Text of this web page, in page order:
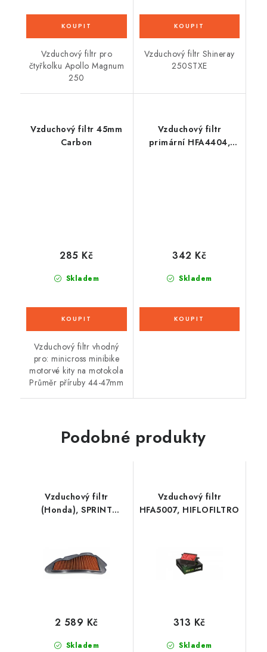
Vzduchový filtr pro
čtyřkolku Apollo Magnum
250
Vzduchový filtr Shineray
250STXE
Vzduchový filtr 45mm
Carbon
Skladem
285 Kč
Vzduchový filtr vhodný
pro: minicross minibike
motorvé kity na motokola
Průměr příruby 44-47mm
Vzduchový filtr
primární HFA4404,
Skladem
342 Kč
Podobné produkty
Vzduchový filtr
(Honda), SPRINT
Skladem
2 589 Kč
Vzduchový filtr
HFA5007, HIFLOFILTRO
Skladem
313 Kč